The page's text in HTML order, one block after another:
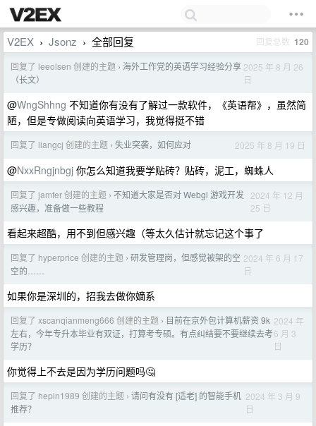
V2EX › Jsonz › 全部回复 回复总数 120
回复了 leeolsen 创建的主题 › 海外工作党的英语学习经验分享
（长文）
2025 年 8 月 26
日
@WngShhng 不知道你有没有了解过一款软件，《英语帮》，虽然简
陋，但是专做阅读向英语学习，我觉得挺不错
回复了 liangcj 创建的主题 › 失业突袭，如何应对 2025 年 8 月 19 日
@NxxRngjnbgj 你怎么知道我要学贴砖？贴砖，泥工，蜘蛛人
回复了 jamfer 创建的主题 › 不知道大家是否对 Webgl 游戏开发
感兴趣，准备做一些教程
2024 年 12 月
25 日
看起来超酷，用不到但感兴趣（等太久估计就忘记这个事了
回复了 hyperprice 创建的主题 › 研发管理岗，但感觉被架的空
空的……
2024 年 6 月 17
日
如果你是深圳的，招我去做你嫡系
回复了 xscanqianmeng666 创建的主题 › 目前在京外包计算机薪资 9k
左右，今年专升本毕业有双证，打算考专硕。有点纠结要不要继续去考
学历？
2024 年
6 月 3
日
你觉得上不去是因为学历问题吗🤔
回复了 hepin1989 创建的主题 › 请问有没有 [适老] 的智能手机
推荐？
2024 年 3 月 9
日